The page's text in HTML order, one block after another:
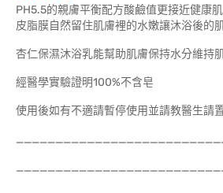
PH5.5的親膚平衡配方酸鹼值更接近健康
皮脂膜自然留住肌膚裡的水嫩讓沐浴後的
杏仁保濕沐浴乳能幫助肌膚保持水分維持
經醫學實驗證明100%不含皂
使用後如有不適請暫停使用並請教醫生請